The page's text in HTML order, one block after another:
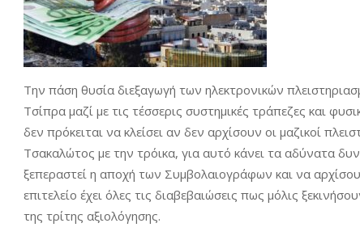
Την πάση θυσία διεξαγωγή των ηλεκτρονικών
Τσίπρα μαζί με τις τέσσερις συστημικές τράπεζες και
δεν πρόκειται να κλείσει αν δεν αρχίσουν οι μαζικοί
Τσακαλώτος με την τρόικα, για αυτό κάνει τα αδύνατα
ξεπεραστεί η αποχή των Συμβολαιογράφων και να
επιτελείο έχει όλες τις διαβεβαιώσεις πως μόλις
της τρίτης αξιολόγησης.